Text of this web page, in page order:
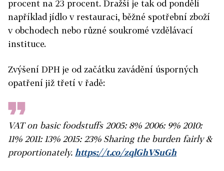
procent na 23 procent. Dražší je tak od pondělí
například jídlo v restauraci, běžné spotřební zboží
v obchodech nebo různé soukromé vzdělávací
instituce.
Zvýšení DPH je od začátku zavádění úsporných
opatření již třetí v řadě:
VAT on basic foodstuffs 2005: 8% 2006: 9% 2010:
11% 2011: 13% 2015: 23% Sharing the burden fairly &
proportionately. https://t.co/zqlGhVSuGh